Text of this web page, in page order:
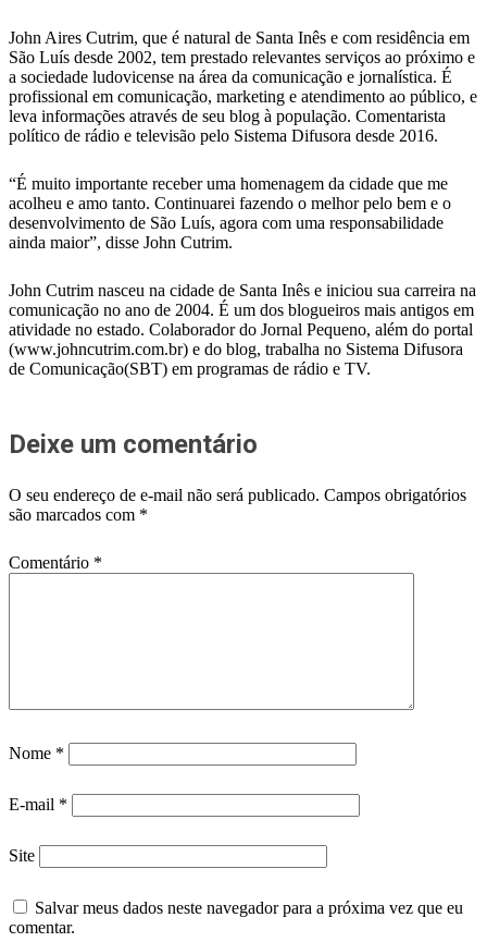
John Aires Cutrim, que é natural de Santa Inês e com residência em
São Luís desde 2002, tem prestado relevantes serviços ao próximo e
a sociedade ludovicense na área da comunicação e jornalística. É
profissional em comunicação, marketing e atendimento ao público, e
leva informações através de seu blog à população. Comentarista
político de rádio e televisão pelo Sistema Difusora desde 2016.
“É muito importante receber uma homenagem da cidade que me
acolheu e amo tanto. Continuarei fazendo o melhor pelo bem e o
desenvolvimento de São Luís, agora com uma responsabilidade
ainda maior”, disse John Cutrim.
John Cutrim nasceu na cidade de Santa Inês e iniciou sua carreira na
comunicação no ano de 2004. É um dos blogueiros mais antigos em
atividade no estado. Colaborador do Jornal Pequeno, além do portal
(www.johncutrim.com.br) e do blog, trabalha no Sistema Difusora
de Comunicação(SBT) em programas de rádio e TV.
Deixe um comentário
O seu endereço de e-mail não será publicado. Campos obrigatórios
são marcados com *
Comentário *
Nome *
E-mail *
Site
Salvar meus dados neste navegador para a próxima vez que eu
comentar.